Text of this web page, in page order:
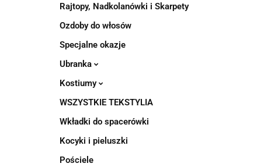
Rajtopy, Nadkolanówki i Skarpety
Ozdoby do włosów
Specjalne okazje
Ubranka
Kostiumy
WSZYSTKIE TEKSTYLIA
Wkładki do spacerówki
Kocyki i pieluszki
Pościele